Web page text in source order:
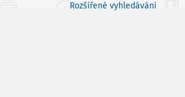
Rozšířené vyhledávání